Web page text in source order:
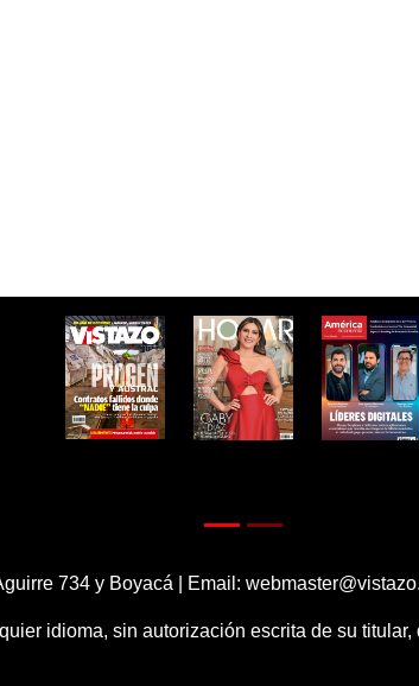
734 y Boyacá | Email:
idioma, sin autorización escrita de su